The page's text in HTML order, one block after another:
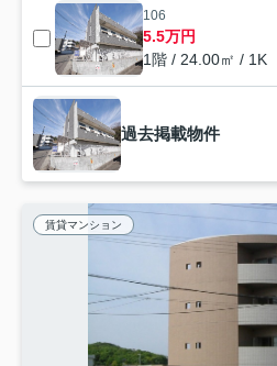
106
5.5万円
1階 / 24.00㎡ / 1K
過去掲載物件
賃貸マンション